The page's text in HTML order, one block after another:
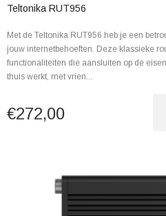
Teltonika RUT956
Met de Teltonika RUT956 heb je een
jouw internetbehoeften. Deze klassieke
functionaliteiten die aansluiten op de
thuis werkt, met vrien...
€272,00